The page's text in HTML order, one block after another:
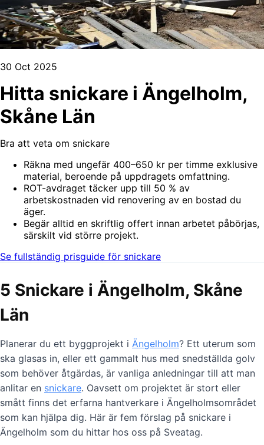
30 Oct 2025
Hitta snickare i Ängelholm,
Skåne Län
Bra att veta om snickare
Räkna med ungefär 400–650 kr per timme exklusive
material, beroende på uppdragets omfattning.
ROT-avdraget täcker upp till 50 % av
arbetskostnaden vid renovering av en bostad du
äger.
Begär alltid en skriftlig offert innan arbetet påbörjas,
särskilt vid större projekt.
Se fullständig prisguide för snickare
5 Snickare i Ängelholm, Skåne
Län
Planerar du ett byggprojekt i Ängelholm? Ett uterum som
ska glasas in, eller ett gammalt hus med snedställda golv
som behöver åtgärdas, är vanliga anledningar till att man
anlitar en snickare. Oavsett om projektet är stort eller
smått finns det erfarna hantverkare i Ängelholmsområdet
som kan hjälpa dig. Här är fem förslag på snickare i
Ängelholm som du hittar hos oss på Sveatag.